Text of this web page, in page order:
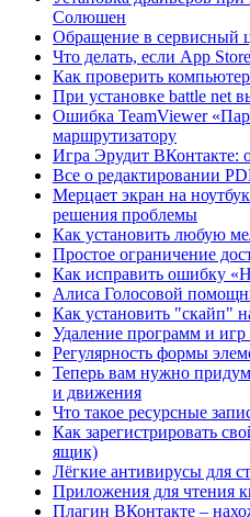
Солюшен
Обращение в сервисный
Что делать, если App
Как проверить
При установке battle net
Ошибка TeamViewer
маршрутизатору
Игра Эрудит ВКонтакте:
Все о редактировании
Мерцает экран на
решения проблемы
Как установить любую
Простое ограничение
Как исправить ошибку
Алиса Голосовой
Как установить "скайп"
Удаление программ и игр
Регулярность формы
Теперь вам нужно
и движения
Что такое ресурсные
Как зарегистрировать
ящик)
Лёгкие антивирусы для
Приложения для чтения
Плагин ВКонтакте –